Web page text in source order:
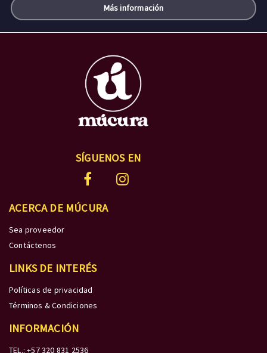
Más información
SÍGUENOS EN
ACERCA DE MÚCURA
Sea proveedor
Contáctenos
LINKS DE INTERÉS
Políticas de privacidad
Términos & Condiciones
INFORMACIÓN
TEL.: +57 320 831 2536